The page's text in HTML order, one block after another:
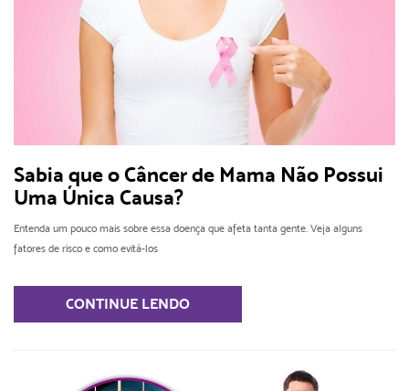
Sabia que o Câncer de Mama Não Possui
Uma Única Causa?
Entenda um pouco mais sobre essa doença que afeta tanta gente. Veja alguns
fatores de risco e como evitá-los
CONTINUE LENDO